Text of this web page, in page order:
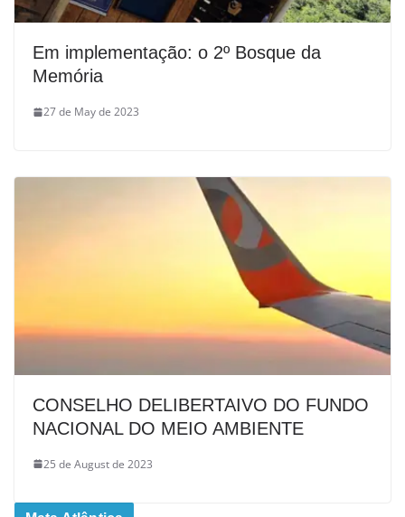
Em implementação: o 2º Bosque da
Memória
27 de May de 2023
CONSELHO DELIBERTAIVO DO FUNDO
NACIONAL DO MEIO AMBIENTE
25 de August de 2023